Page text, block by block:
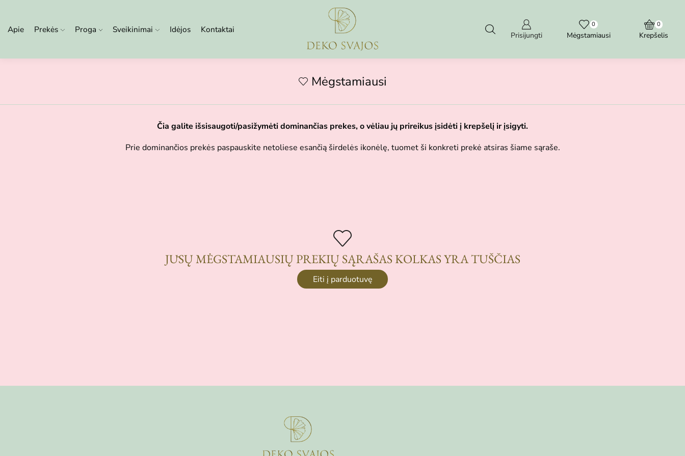
Apie Prekės Proga Sveikinimai Idėjos Kontaktai
Prisijungti
0
Mėgstamiausi
0
Krepšelis
Mėgstamiausi
Čia galite išsisaugoti/pasižymėti dominančias prekes, o vėliau jų prireikus įsidėti į krepšelį ir įsigyti.
Prie dominančios prekės paspauskite netoliese esančią širdelės ikonėlę, tuomet ši konkreti prekė atsiras šiame sąraše.
JŪSŲ MĖGSTAMIAUSIŲ PREKIŲ SĄRAŠAS KOLKAS YRA TUŠČIAS
Eiti į parduotuvę